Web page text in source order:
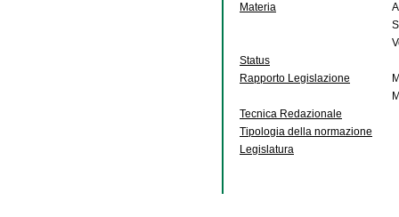
Materia
Status
Rapporto Legislazione
Tecnica Redazionale
Tipologia della normazione
Legislatura